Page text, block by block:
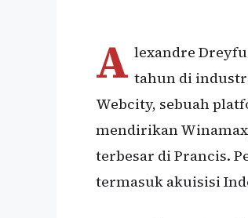
A lexandre
tahun di
Webcity, sebuah
mendirikan
terbesar di Prancis.
termasuk akuisisi